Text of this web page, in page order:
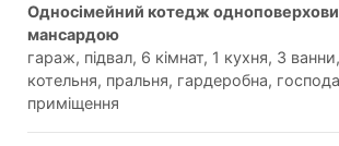
односімейний котедж одноповерховий з житловою
мансардою
гараж, підвал, 6 кімнат, 1 кухня, 3
котельня, пральня, гардеробна,
приміщення